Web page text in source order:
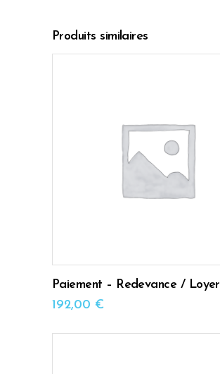
Produits similaires
AJOUTER AU PANIER
Paiement – Redevance / Loyer
192,00 €